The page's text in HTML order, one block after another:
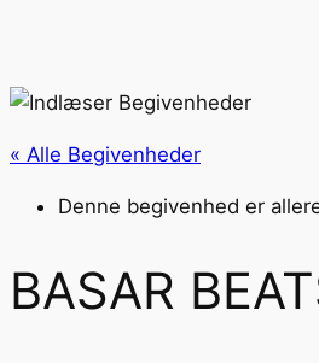
« Alle Begivenheder
Denne begivenhed er
BASAR